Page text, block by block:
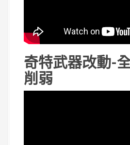
奇特武器改動-
削弱